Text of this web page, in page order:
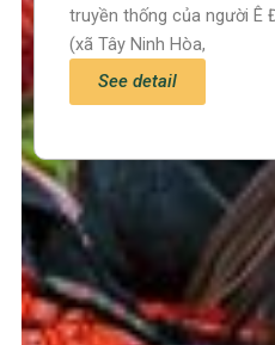
Trang chủ
Tin tức – Sự kiện
Chính sách
truyền thống của người Ê
(xã Tây Ninh Hòa,
See detail